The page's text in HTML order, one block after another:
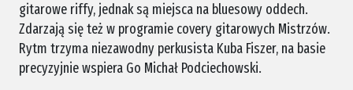
gitarowe riffy, jednak są miejsca na bluesowy oddech.
Zdarzają się też w programie covery gitarowych Mistrzów.
Rytm trzyma niezawodny perkusista Kuba Fiszer, na basie
precyzyjnie wspiera Go Michał Podciechowski.